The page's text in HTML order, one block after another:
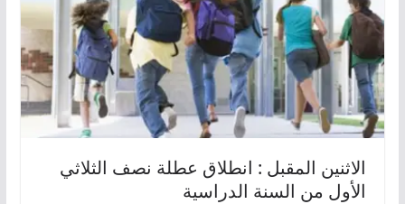
الاثنين المقبل : انطلاق عطلة نصف الثلاثي
الأول من السنة الدراسية